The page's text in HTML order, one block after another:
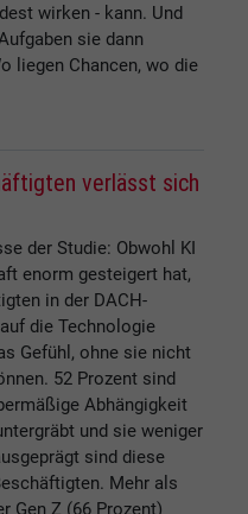
wirken - kann. Und
sie dann
liegen Chancen, wo die
verlässt sich
der Studie: Obwohl KI
enorm gesteigert hat,
in der DACH-
die Technologie
Gefühl, ohne sie nicht
52 Prozent sind
Abhängigkeit
und sie weniger
sind diese
Mehr als
Gen Z (66 Prozent)